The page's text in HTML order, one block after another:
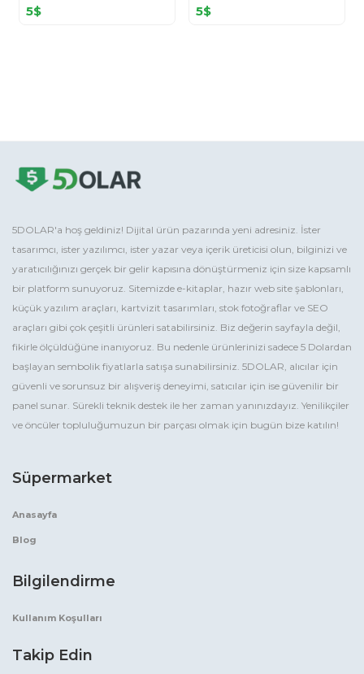
5$ 5$
5DOLAR'a hoş geldiniz! Dijital ürün pazarında yeni adresiniz. İster
tasarımcı, ister yazılımcı, ister yazar veya içerik üreticisi olun, bilginizi ve
yaratıcılığınızı gerçek bir gelir kapısına dönüştürmeniz için size kapsamlı
bir platform sunuyoruz. Sitemizde e-kitaplar, hazır web site şablonları,
küçük yazılım araçları, kartvizit tasarımları, stok fotoğraflar ve SEO
araçları gibi çok çeşitli ürünleri satabilirsiniz. Biz değerin sayfayla değil,
fikirle ölçüldüğüne inanıyoruz. Bu nedenle ürünlerinizi sadece 5 Dolardan
başlayan sembolik fiyatlarla satışa sunabilirsiniz. 5DOLAR, alıcılar için
güvenli ve sorunsuz bir alışveriş deneyimi, satıcılar için ise güvenilir bir
panel sunar. Sürekli teknik destek ile her zaman yanınızdayız. Yenilikçiler
ve öncüler topluluğumuzun bir parçası olmak için bugün bize katılın!
Süpermarket
Anasayfa
Blog
Bilgilendirme
Kullanım Koşulları
Takip Edin